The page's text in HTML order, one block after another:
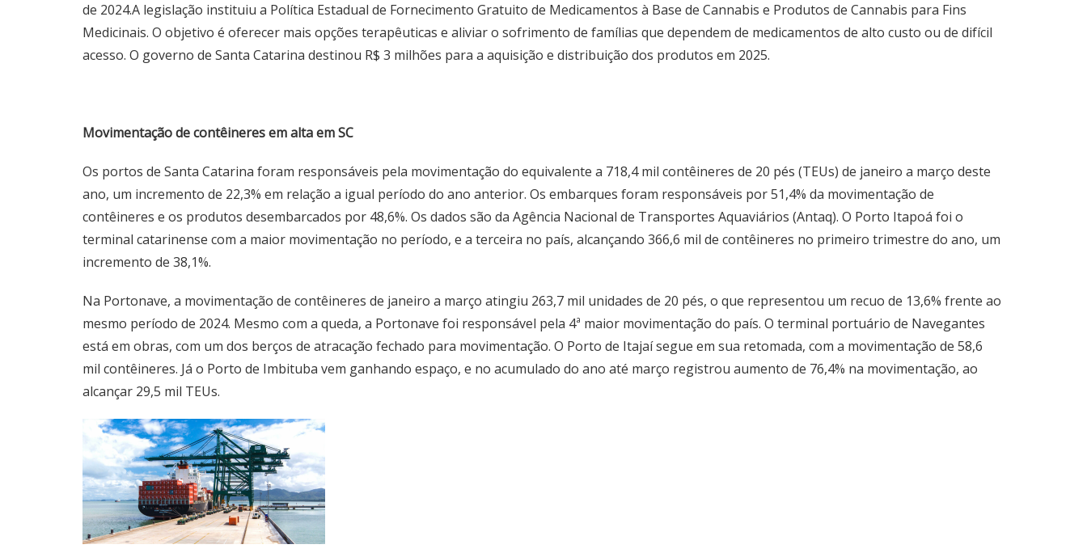
de 2024.A legislação instituiu a Política Estadual de Fornecimento Gratuito de Medicamentos à Base de Cannabis e Produtos de Cannabis para Fins
Medicinais. O objetivo é oferecer mais opções terapêuticas e aliviar o sofrimento de famílias que dependem de medicamentos de alto custo ou de difícil
acesso. O governo de Santa Catarina destinou R$ 3 milhões para a aquisição e distribuição dos produtos em 2025.
Movimentação de contêineres em alta em SC
Os portos de Santa Catarina foram responsáveis pela movimentação do equivalente a 718,4 mil contêineres de 20 pés (TEUs) de janeiro a março deste
ano, um incremento de 22,3% em relação a igual período do ano anterior. Os embarques foram responsáveis por 51,4% da movimentação de
contêineres e os produtos desembarcados por 48,6%. Os dados são da Agência Nacional de Transportes Aquaviários (Antaq). O Porto Itapoá foi o
terminal catarinense com a maior movimentação no período, e a terceira no país, alcançando 366,6 mil de contêineres no primeiro trimestre do ano, um
incremento de 38,1%.
Na Portonave, a movimentação de contêineres de janeiro a março atingiu 263,7 mil unidades de 20 pés, o que representou um recuo de 13,6% frente ao
mesmo período de 2024. Mesmo com a queda, a Portonave foi responsável pela 4ª maior movimentação do país. O terminal portuário de Navegantes
está em obras, com um dos berços de atracação fechado para movimentação. O Porto de Itajaí segue em sua retomada, com a movimentação de 58,6
mil contêineres. Já o Porto de Imbituba vem ganhando espaço, e no acumulado do ano até março registrou aumento de 76,4% na movimentação, ao
alcançar 29,5 mil TEUs.